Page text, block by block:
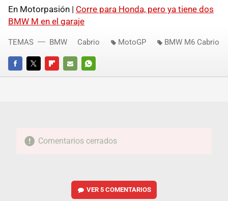
En Motorpasión | Corre para Honda, pero ya tiene dos
BMW M en el garaje
FACEBOOKTWITTERFLIPBOARD
E-
WHATSAPP
TEMAS BMW Cabrio MotoGP BMW M6 Cabrio
Comentarios cerrados
VER5 COMENTARIOS